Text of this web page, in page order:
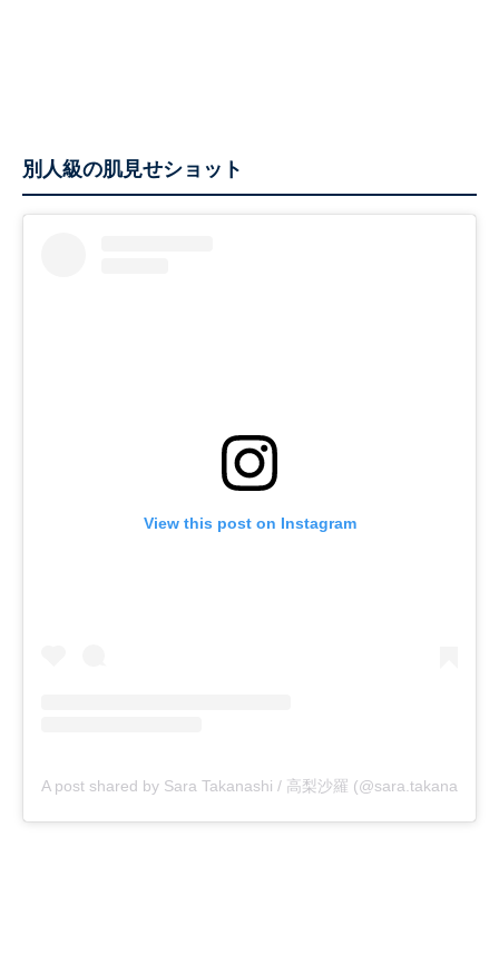
別人級の肌見せショット
View this post on Instagram
A post shared by Sara Takanashi / 高梨沙羅 (@sara.takanashi)